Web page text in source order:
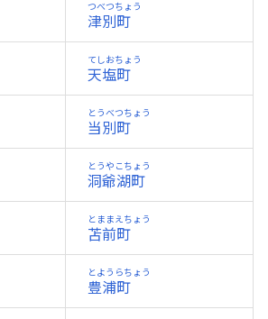
津別町
つべつちょう
天塩町
てしおちょう
当別町
とうべつちょう
洞爺湖町
とうやこちょう
苫前町
とままえちょう
豊浦町
とようらちょう